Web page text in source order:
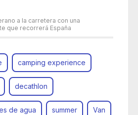
a la carretera con una
que recorrerá España
camping experience
decathlon
de agua summer Van